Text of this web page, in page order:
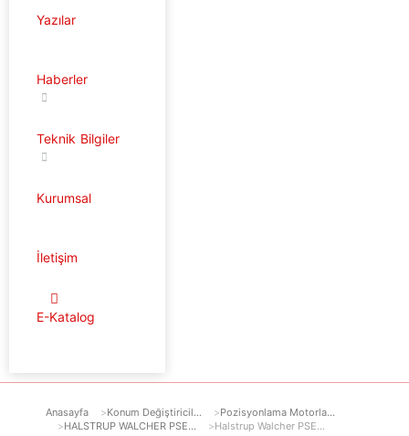
Yazılar
Haberler
Teknik Bilgiler
Kurumsal
İletişim
E-Katalog
You are here:
Anasayfa Konum Değiştiricil…
Pozisyonlama Motorla…
HALSTRUP WALCHER PSE…
Halstrup Walcher PSE…